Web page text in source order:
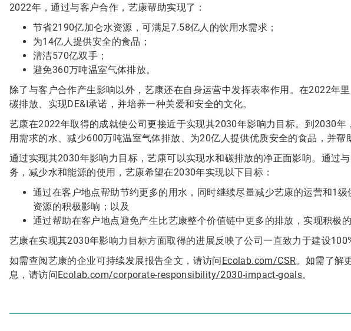
2022年，通过与客户合作，艺康帮助实现了：
节省2190亿加仑水资源，可满足7.58亿人的饮用水需求；
为14亿人提供安全的食品；
清洁570亿双手；
避免360万吨温室气体排放。
除了与客户合作产生影响以外，艺康还在自身运营中发挥表率作用。在2022年
碳排放、实现DE&I承诺，并培养一种关爱和安全的文化。
艺康在2022年取得的成就使公司更接近于实现其2030年影响力目标。到2030
用需求的水、减少600万吨温室气体排放、为20亿人提供优质安全的食品，并帮
通过实现其2030年影响力目标，艺康可以实现水和碳排放的净正面影响。通过
务，减少水和能源的使用，艺康希望在2030年实现以下目标：
通过在客户地点帮助节约更多的用水，同时继续尽量减少艺康的运营和1
资源的积极影响；以及
通过帮助在客户地点避免产生比艺康整个价值链中更多的排放，实现积极的
艺康在实现其2030年影响力目标方面取得的进展反映了公司一直致力于建设
如需查阅艺康的企业可持续发展报告全文，请访问Ecolab.com/CSR。如需了解
息，请访问Ecolab.com/corporate-responsibility/2030-impact-goals。